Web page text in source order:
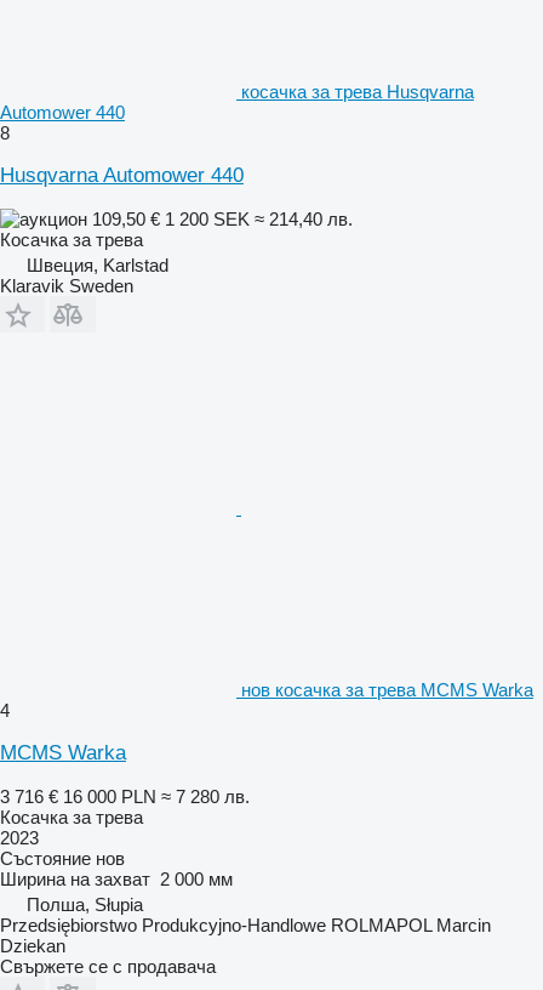
косачка за трева Husqvarna
Automower 440
8
Husqvarna Automower 440
109,50 € 1 200 SEK ≈ 214,40 лв.
Косачка за трева
Швеция, Karlstad
Klaravik Sweden
нов косачка за трева MCMS Warka
4
MCMS Warka
3 716 € 16 000 PLN ≈ 7 280 лв.
Косачка за трева
2023
Състояние нов
Ширина на захват 2 000 мм
Полша, Słupia
Przedsiębiorstwo Produkcyjno-Handlowe ROLMAPOL Marcin
Dziekan
Свържете се с продавача